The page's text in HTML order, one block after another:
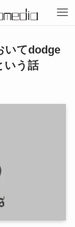
いてdodge
いう話